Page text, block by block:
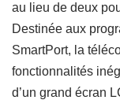
au lieu de deux
Destinée aux
SmartPort, la
fonctionnalités
d’un grand écran